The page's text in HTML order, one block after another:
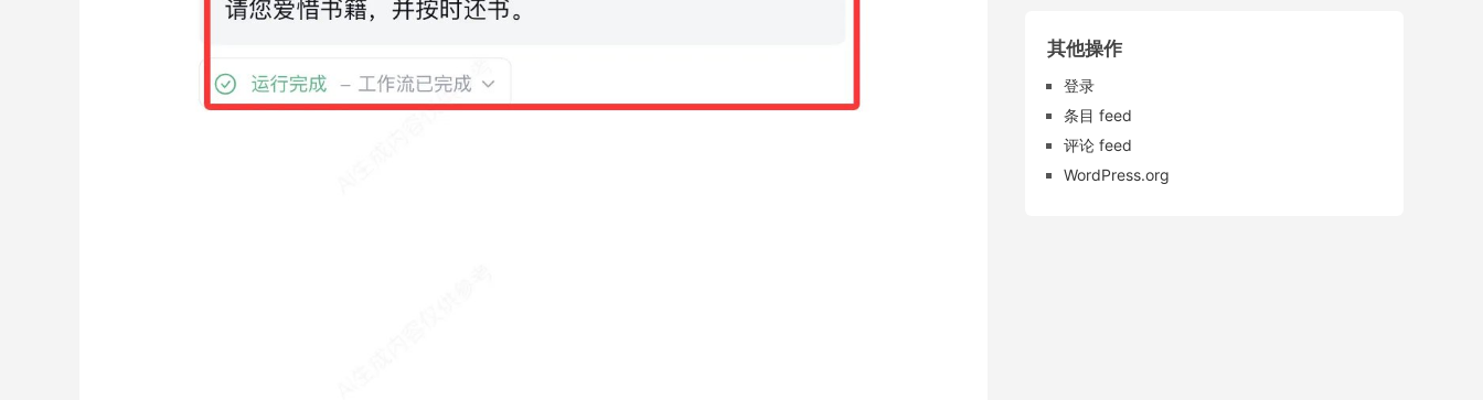
其他操作
登录
条目 feed
评论 feed
WordPress.org